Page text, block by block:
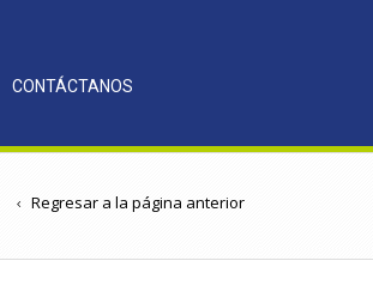
CONTÁCTANOS
Regresar a la página anterior